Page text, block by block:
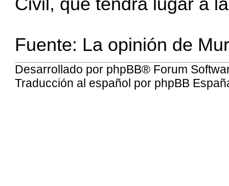
Fuente: La opinión de
Desarrollado por phpBB® Forum
Traducción al español por phpBB